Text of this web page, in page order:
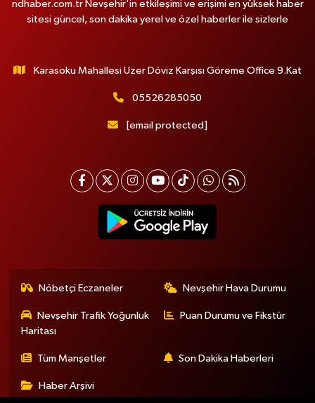
ndhaber.com.tr Nevşehir'in etkileşimi ve erişimi en yüksek haber
sitesi güncel, son dakika yerel ve özel haberler ile sizlerle
Karasoku Mahallesi Uzer Döviz Karşısı Göreme Office 9.Kat
05526285050
[email protected]
Nöbetçi Eczaneler Nevşehir Hava Durumu
Nevşehir Trafik Yoğunluk
Haritası
Puan Durumu ve Fikstür
Tüm Manşetler Son Dakika Haberleri
Haber Arşivi